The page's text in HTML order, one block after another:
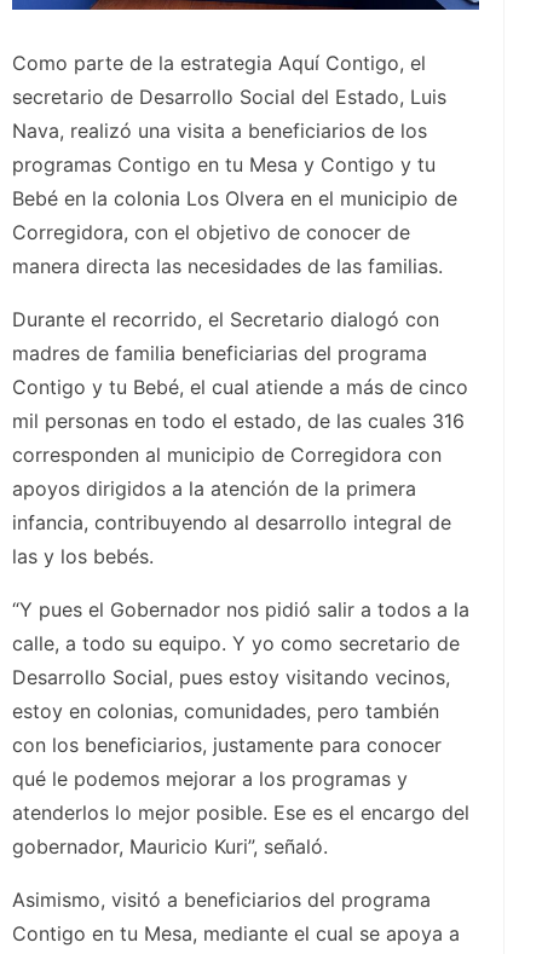
Como parte de la estrategia Aquí Contigo, el
secretario de Desarrollo Social del Estado, Luis
Nava, realizó una visita a beneficiarios de los
programas Contigo en tu Mesa y Contigo y tu
Bebé en la colonia Los Olvera en el municipio de
Corregidora, con el objetivo de conocer de
manera directa las necesidades de las familias.
Durante el recorrido, el Secretario dialogó con
madres de familia beneficiarias del programa
Contigo y tu Bebé, el cual atiende a más de cinco
mil personas en todo el estado, de las cuales 316
corresponden al municipio de Corregidora con
apoyos dirigidos a la atención de la primera
infancia, contribuyendo al desarrollo integral de
las y los bebés.
“Y pues el Gobernador nos pidió salir a todos a la
calle, a todo su equipo. Y yo como secretario de
Desarrollo Social, pues estoy visitando vecinos,
estoy en colonias, comunidades, pero también
con los beneficiarios, justamente para conocer
qué le podemos mejorar a los programas y
atenderlos lo mejor posible. Ese es el encargo del
gobernador, Mauricio Kuri”, señaló.
Asimismo, visitó a beneficiarios del programa
Contigo en tu Mesa, mediante el cual se apoya a